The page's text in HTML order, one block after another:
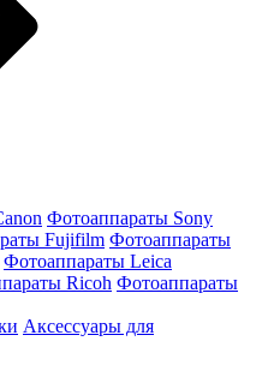
Фотоаппараты Sony
Fujifilm Фотоаппараты
Фотоаппараты Leica
Ricoh Фотоаппараты
Аксессуары для